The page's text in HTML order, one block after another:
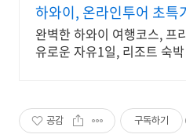
하와이, 온라인투어 초특
완벽한 하와이 여행코스, 프
유로운 자유1일, 리조트 숙박
공감 구독하기